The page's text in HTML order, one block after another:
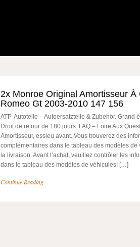
2x Monroe Original Amortisseur À
Romeo Gt 2003-2010 147 156
ATP-Autoteile – Autoersatzteile & Zubehör. Grand
Droit de retour de 180 jours. FAQ – Foire Aux
Amortisseur, essieu avant. Vous trouverez des
complémentaires dans le tableau des modèles de
la livraison. Avant l’achat, veuillez contrôler les
dans le tableau des modèles de véhicules! […]
Continue Reading